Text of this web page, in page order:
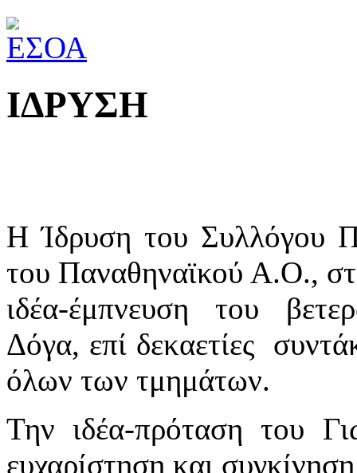
ΙΔΡΥΣΗ
Η Ίδρυση του Συλλόγου
του Παναθηναϊκού Α.Ο.,
ιδέα-έμπνευση του
Δόγα, επί δεκαετίες
όλων των τμημάτων.
Την ιδέα-πρόταση του
ευχαρίστηση και